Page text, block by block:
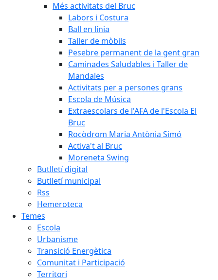
Més activitats del Bruc
Labors i Costura
Ball en línia
Taller de mòbils
Pesebre permanent de la gent gran
Caminades Saludables i Taller de
Mandales
Activitats per a persones grans
Escola de Música
Extraescolars de l'AFA de l'Escola El
Bruc
Rocòdrom Maria Antònia Simó
Activa't al Bruc
Moreneta Swing
Butlletí digital
Butlletí municipal
Rss
Hemeroteca
Temes
Escola
Urbanisme
Transició Energètica
Comunitat i Participació
Territori